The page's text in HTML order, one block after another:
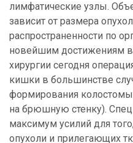
лимфатические узлы.
зависит от размера
распространенности по
новейшим достижениям в
хирургии сегодня
кишки в большинстве
формирования
на брюшную стенку).
максимум усилий для
опухоли и прилегающих